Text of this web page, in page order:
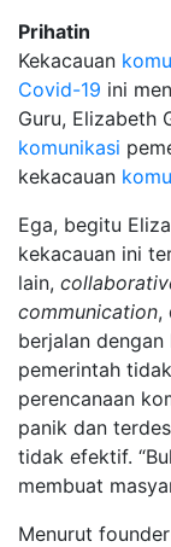
Prihatin
Kekacauan
Covid-19 ini
Guru, Elizabeth
komunikasi
kekacauan
Ega, begitu
kekacauan ini
lain,
communication,
berjalan
pemerintah
perencanaan
panik dan
tidak efektif.
membuat
Menurut